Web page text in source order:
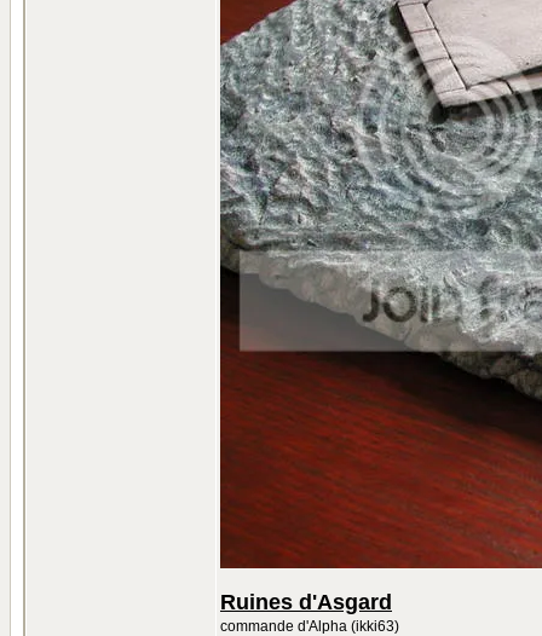
Ruines d'Asgard
commande d'Alpha (ikki63)